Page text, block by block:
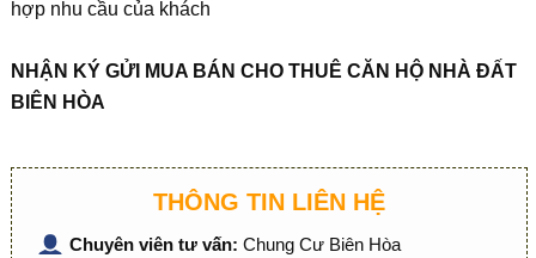
hợp nhu cầu của khách
NHẬN KÝ GỬI MUA BÁN CHO THUÊ CĂN HỘ NHÀ ĐẤT
BIÊN HÒA
THÔNG TIN LIÊN HỆ
Chuyên viên tư vấn: Chung Cư Biên Hòa